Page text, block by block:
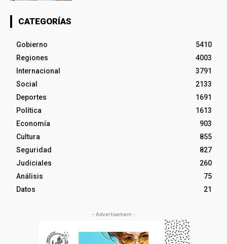
CATEGORÍAS
Gobierno
5410
Regiones
4003
Internacional
3791
Social
2133
Deportes
1691
Política
1613
Economía
903
Cultura
855
Seguridad
827
Judiciales
260
Análisis
75
Datos
21
- Advertisement -